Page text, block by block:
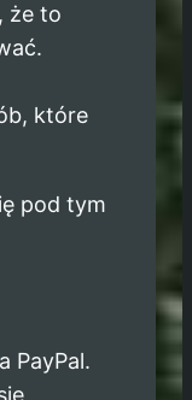
że to
które
pod tym
PayPal.